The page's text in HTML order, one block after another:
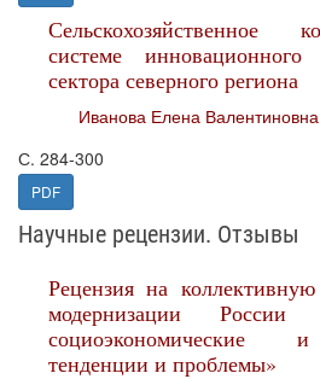
Сельскохозяйственное
системе инновационного
сектора северного региона
Иванова Елена Валентиновна
С. 284-300
PDF
Научные рецензии. Отзывы
Рецензия на
модернизации
социоэкономические
тенденции и проблемы»